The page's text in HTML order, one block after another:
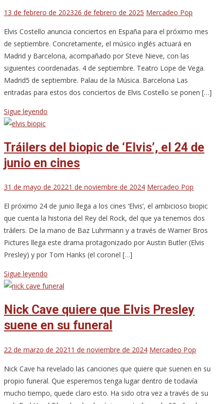
13 de febrero de 202326 de febrero de 2025 Mercadeo Pop
Elvis Costello anuncia conciertos en España para el próximo mes
de septiembre. Concretamente, el músico inglés actuará en
Madrid y Barcelona, acompañado por Steve Nieve, con las
siguientes coordenadas. 4 de septiembre. Teatro Lope de Vega.
Madrid5 de septiembre. Palau de la Música. Barcelona Las
entradas para estos dos conciertos de Elvis Costello se ponen […]
Sigue leyendo
Tráilers del biopic de ‘Elvis’, el 24 de
junio en cines
31 de mayo de 20221 de noviembre de 2024 Mercadeo Pop
El próximo 24 de junio llega a los cines ‘Elvis’, el ambicioso biopic
que cuenta la historia del Rey del Rock, del que ya tenemos dos
tráilers. De la mano de Baz Luhrmann y a través de Warner Bros
Pictures llega este drama protagonizado por Austin Butler (Elvis
Presley) y por Tom Hanks (el coronel […]
Sigue leyendo
Nick Cave quiere que Elvis Presley
suene en su funeral
22 de marzo de 2021 1 de noviembre de 2024 Mercadeo Pop
Nick Cave ha revelado las canciones que quiere que suenen en su
propio funeral. Que esperemos tenga lugar dentro de todavía
mucho tiempo, quede claro esto. Ha sido otra vez a través de su